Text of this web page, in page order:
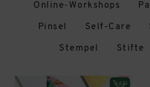
Online-Workshops
Pinsel Self-Care
Stempel Stifte